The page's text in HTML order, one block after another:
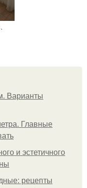
Варианты
Главные
и эстетичного
рецепты